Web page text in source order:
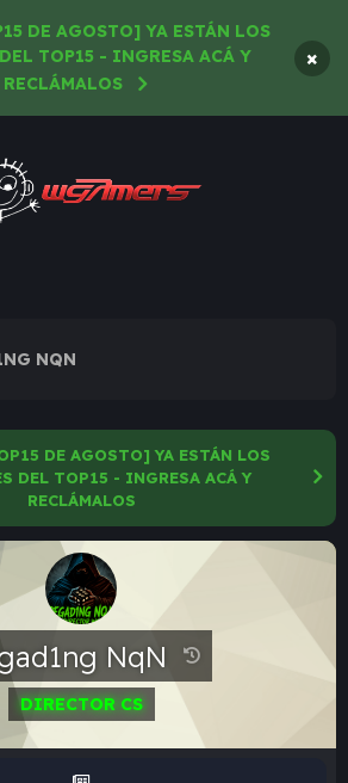
DE AGOSTO] YA ESTÁN LOS
TOP15 - INGRESA ACÁ Y
RECLÁMALOS
×
NQN
DE AGOSTO] YA ESTÁN LOS
DEL TOP15 - INGRESA ACÁ Y
RECLÁMALOS
NqN
DIRECTOR CS